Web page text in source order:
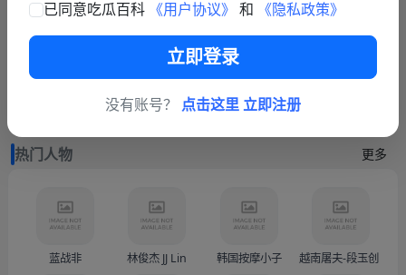
联系我们
商务联系TG: https://t.me/fy587
热门人物 更多
蓝战非 林俊杰 JJ Lin 韩国按摩小子 越南屠夫-段玉创（
已同意吃瓜百科 《用户协议》 和 《隐私政策》
立即登录
没有账号？ 点击这里 立即注册